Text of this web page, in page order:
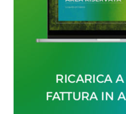
RICARICA
FATTURA IN